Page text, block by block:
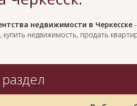
недвижимости в Черкесске-
недвижимость, продать